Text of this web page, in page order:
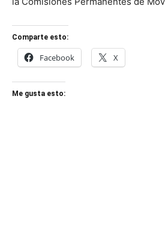
Comparte esto:
Facebook X
Me gusta esto: